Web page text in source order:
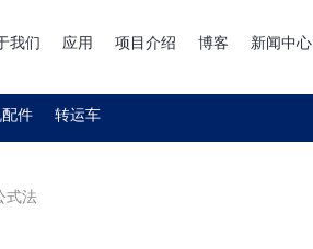
我们 应用 项目介绍 博客 新闻中心
件 转运车
式法